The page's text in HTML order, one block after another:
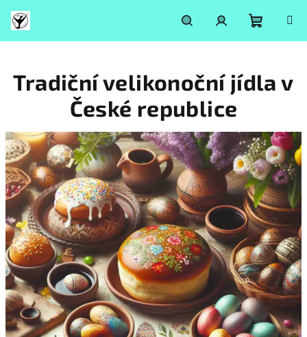
obsah
HledatPřihlášeníNákupní
košík
Tradiční velikonoční jídla v
České republice